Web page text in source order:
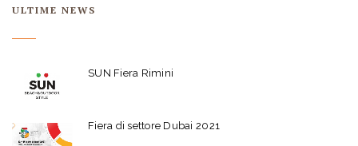
ULTIME NEWS
SUN Fiera Rimini
Fiera di settore Dubai 2021